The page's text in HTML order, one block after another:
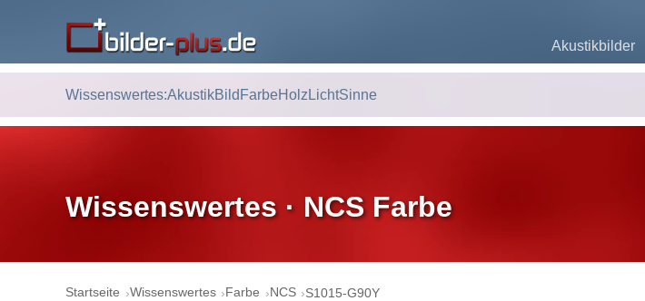
Akustikbilder
Wissenswertes:AkustikBild FarbeHolz LichtSinne
Wissenswertes · NCS Farbe
Startseite Wissenswertes Farbe NCS S1015-G90Y